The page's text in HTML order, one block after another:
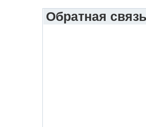
Обратная